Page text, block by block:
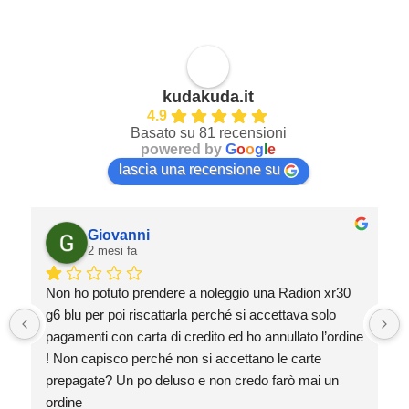
kudakuda.it
4.9
Basato su 81 recensioni
powered by Goog e
lascia una recensione su
Giovanni
2 mesi fa
Non ho potuto prendere a noleggio una Radion xr30
g6 blu per poi riscattarla perché si accettava solo
pagamenti con carta di credito ed ho annullato l’ordine
! Non capisco perché non si accettano le carte
prepagate? Un po deluso e non credo farò mai un
ordine